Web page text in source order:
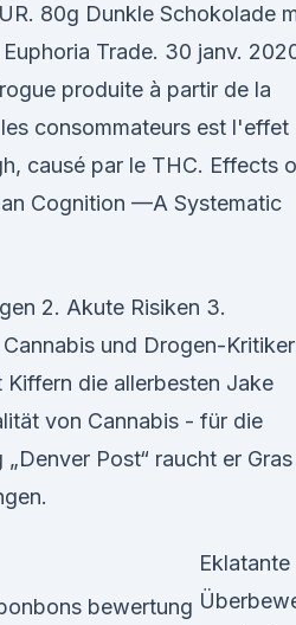
80g Dunkle Schokolade
Trade. 30 janv.
produite à partir de la
consommateurs est l'effet
causé par le THC. Effects
Cognition —A Systematic
2. Akute Risiken 3.
und Drogen-
Kiffern die allerbesten Jake
von Cannabis - für die
Post“ raucht er Gras
Eklatante